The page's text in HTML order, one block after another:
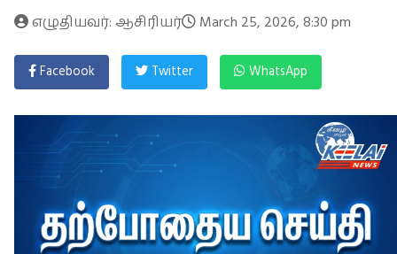
எழுதியவர்: ஆசிரியர் March 25, 2026, 8:30 pm
Facebook Twitter WhatsApp